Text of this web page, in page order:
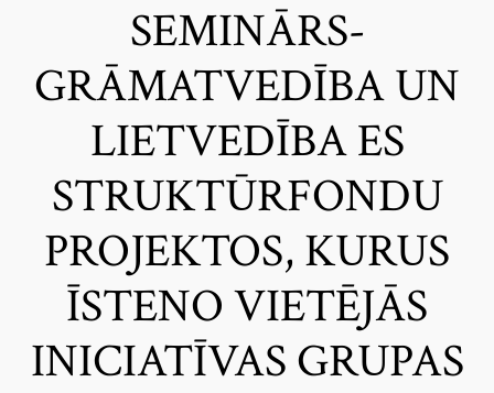
SEMINĀRS-
GRĀMATVEDĪBA UN
LIETVEDĪBA ES
STRUKTŪRFONDU
PROJEKTOS, KURUS
ĪSTENO VIETĒJĀS
INICIATĪVAS GRUPAS